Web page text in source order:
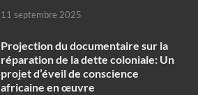
11 septembre 2025
Projection du documentaire sur la
réparation de la dette coloniale: Un
projet d’éveil de conscience
africaine en œuvre‎